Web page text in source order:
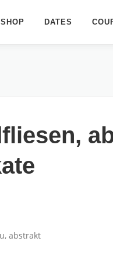
SHOP DATES
abstrakt